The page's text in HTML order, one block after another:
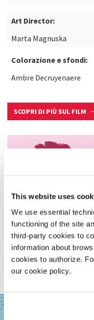
This website uses
We use essential
functioning of the site
third-party cookies to
information about
cookies to authorize.
our cookie policy.
Art Director:
Marta Magnuska
Colorazione e sfondi:
Ambre Decruyenaere
SCOPRI DI PIÙ SUL FILM
SALA
CASINÒ